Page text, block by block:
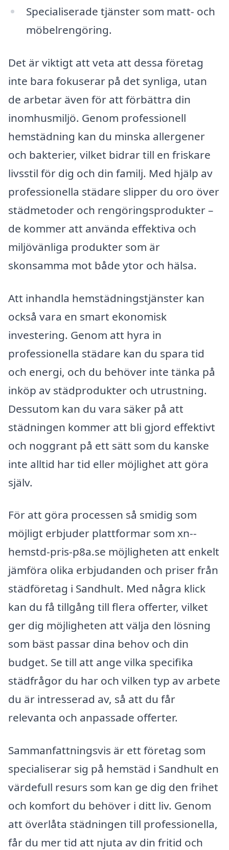
Specialiserade tjänster som matt- och
möbelrengöring.
Det är viktigt att veta att dessa företag
inte bara fokuserar på det synliga, utan
de arbetar även för att förbättra din
inomhusmiljö. Genom professionell
hemstädning kan du minska allergener
och bakterier, vilket bidrar till en friskare
livsstil för dig och din familj. Med hjälp av
professionella städare slipper du oro över
städmetoder och rengöringsprodukter –
de kommer att använda effektiva och
miljövänliga produkter som är
skonsamma mot både ytor och hälsa.
Att inhandla hemstädningstjänster kan
också vara en smart ekonomisk
investering. Genom att hyra in
professionella städare kan du spara tid
och energi, och du behöver inte tänka på
inköp av städprodukter och utrustning.
Dessutom kan du vara säker på att
städningen kommer att bli gjord effektivt
och noggrant på ett sätt som du kanske
inte alltid har tid eller möjlighet att göra
själv.
För att göra processen så smidig som
möjligt erbjuder plattformar som xn--
hemstd-pris-p8a.se möjligheten att enkelt
jämföra olika erbjudanden och priser från
städföretag i Sandhult. Med några klick
kan du få tillgång till flera offerter, vilket
ger dig möjligheten att välja den lösning
som bäst passar dina behov och din
budget. Se till att ange vilka specifika
städfrågor du har och vilken typ av arbete
du är intresserad av, så att du får
relevanta och anpassade offerter.
Sammanfattningsvis är ett företag som
specialiserar sig på hemstäd i Sandhult en
värdefull resurs som kan ge dig den frihet
och komfort du behöver i ditt liv. Genom
att överlåta städningen till professionella,
får du mer tid att njuta av din fritid och